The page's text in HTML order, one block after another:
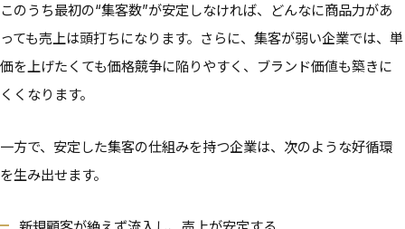
このうち最初の“集客数”が安定しなければ、どんなに商品力があ
っても売上は頭打ちになります。さらに、集客が弱い企業では、単
価を上げたくても価格競争に陥りやすく、ブランド価値も築きに
くくなります。
一方で、安定した集客の仕組みを持つ企業は、次のような好循環
を生み出せます。